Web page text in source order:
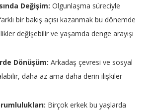
Değişim: Olgunlaşma süreciyle
bir bakış açısı kazanmak bu dönemde
değişebilir ve yaşamda denge arayışı
Dönüşüm: Arkadaş çevresi ve sosyal
daha az ama daha derin ilişkiler
Birçok erkek bu yaşlarda